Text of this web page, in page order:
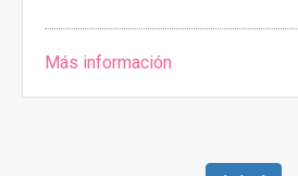
Más información